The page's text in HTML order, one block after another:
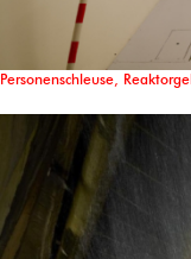
Personenschleuse,